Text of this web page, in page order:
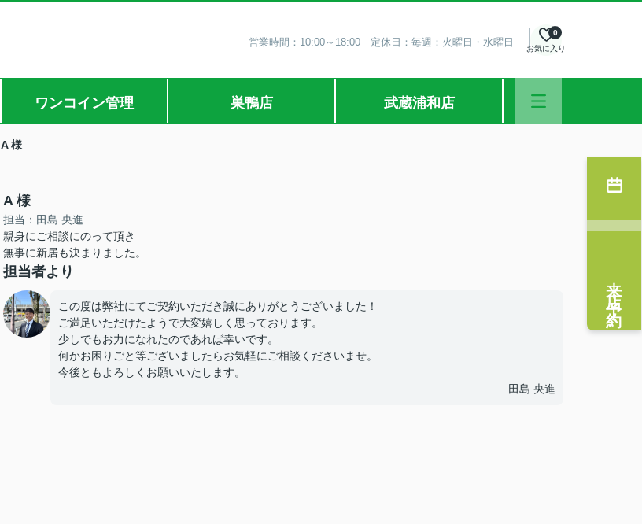
営業時間：10:00～18:00 定休日：毎週：火曜日・水曜日 お気に入り
0
ワンコイン管理 巣鴨店 武蔵浦和店
A 様
A 様
担当：田島 央進
親身にご相談にのって頂き
無事に新居も決まりました。
担当者より
この度は弊社にてご契約いただき誠にありがとうございました！
ご満足いただけたようで大変嬉しく思っております。
少しでもお力になれたのであれば幸いです。
何かお困りごと等ございましたらお気軽にご相談くださいませ。
今後ともよろしくお願いいたします。
田島 央進
来店予約